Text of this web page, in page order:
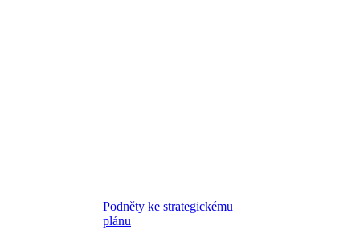
Podněty ke strategickému
plánu